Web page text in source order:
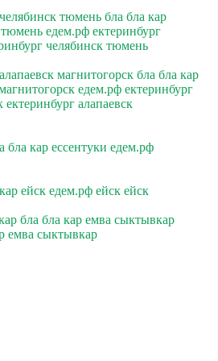
тюмень бла бла кар
едем.рф ектеринбург
челябинск тюмень
магнитогорск бла бла кар
едем.рф ектеринбург
ектеринбург алапаевск
бла кар ессентуки едем.рф
ейск едем.рф ейск ейск
бла бла кар емва сыктывкар
емва сыктывкар